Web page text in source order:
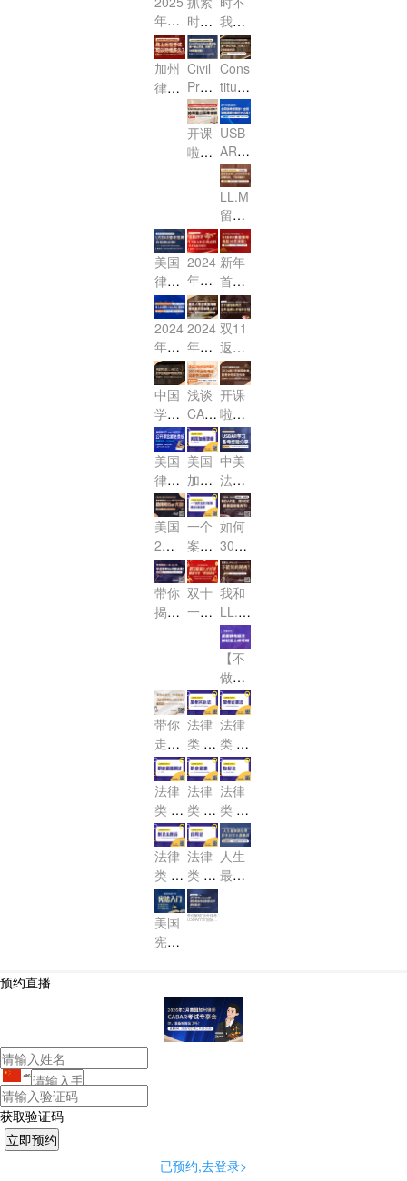
分重
灾
区！"
弹
（PT
篇）！
弹
（Es
say
篇）！
讲公
开
课，
亮相
啦！
香港
OLQ
E的
职业
突围
之路
与机
遇 暨
威普
爱生
教育
了
吗？
交申
请省
下延
迟
费！
C
Q！7
月律
考新
动态
单选
题 公
开课
邀您
参
加！
播 灵
蛇献
瑞，
首战
必
胜！
年CA
BAR
考试
临
近！
年2
月CA
BAR
考前
准备
时
间！
2025
CAB
AR报
名已
启
动！
我
待：
2025
CAB
AR报
名通
道已
开
放！
Fede
ral E
viden
ce联
邦证
据法
第一
讲公
开
课，
它来
了！！
加州
律师
可以
持续
多
久？
Civil
Proc
edur
e民
诉
法：
开
课）
Cons
titutio
nal L
aw宪
法：
第一
讲
（公
开
课）
开课
啦：
在
即，
Cons
titutio
nal L
aw
（美
国宪
法）
公开
课名
额免
费
抢！
USB
AR·
美国
律考
公开
课
之“合
同
法”来
啦！
LL.M
留学
全攻
略：
从选
校到
毕业
及考
BA
R，
一站
式解
答！
美国
律考
USB
AR改
制来
袭，
如何
抓住
为数
不多
的考
试机
会！
2024
年龙
年开
工首
播：
龙腾
律
界，
首战
必
胜，
USB
AR通
关秘
笈快
来
领！
新年
首
战，
2024
年2
月US
BAR
美国
律
考，
考前
30天
冲
刺！
2024
年法
学院
新
生“春
季入
学礼
包”
，令
人心
动的
LL.M
offe
r，请
查收
2024
年不
让内
卷变
内耗,
看涉
外法
律服
务市
场是
否“卷
出新
高
度”!
双11
返场
系列
之涉
外法
律人
才培
养计
划
中国
学生
读LL.
M或
J.D.
对参
加美
国律
考帮
助大
吗？
浅谈
CAB
AR加
州律
考20
24年
远程
考试
可能
性及
利
弊？
开课
啦，
2024
年2
月美
国律
考备
考计
划改
怎么
做！
美国
律考
TRU
ST
（信
托
法）
公开
课名
仅限
5
个！
美国
加州
律师
考试
介绍
中美
法考
差异
说及
USB
AR学
习备
考经
验分
享
美国
2月
律考
倒计
时，
Essa
踩
坑！
一个
案件
怎样
才能
被纽
约法
如何
30天
快速
提升
MBE
成
绩，
锁定
考Ba
r大
盘！
带你
揭秘
生考
Bar
的那
点
事！
双十
一职
场
我和
LL.M
&J.D
不能
说的
秘
密！
【不
做小
白】
美国
律考
超全
+稳
妥上
岸攻
略
带你
走捷
径，
快速
解
锁“美
国律
师US
BA
R”！
法律
类 U
SBA
R 加
州民
诉法-
Calif
ornia
Civil
Proc
edur
法律
类 U
SBA
R 加
州证
据法-
Calif
ornia
Evid
法律
类 U
SBA
R 职
业道
德测
试-M
PRE
法律
类 U
SBA
R 职
业道
德-Pr
ofess
ional
法律
类 U
SBA
R 物
权法-
Real
法律
类 U
SBA
R 刑
法&
刑诉-
aw a
nd C
rimin
法律
类 U
SBA
R 合
人生
最坏
美国
宪法
宪法
入门
CON
带你解锁“涉外律考
USBAR”和“国际隐
预约直播
+86
获取验证码
已预约,去登录>